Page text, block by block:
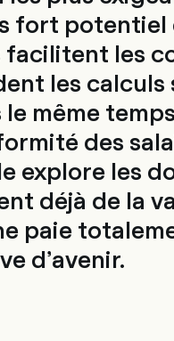
fort potentiel
les
les
même
des
explore les
déjà de la
paie
d’avenir.